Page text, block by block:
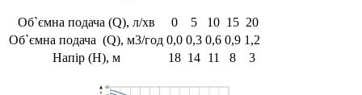
Об`ємна подача (Q), л/хв 0 5 10 15 20
Об`ємна подача (Q), м3/год 0,0 0,3 0,6 0,9 1,2
Напір (Н), м
18 14 11 8 3